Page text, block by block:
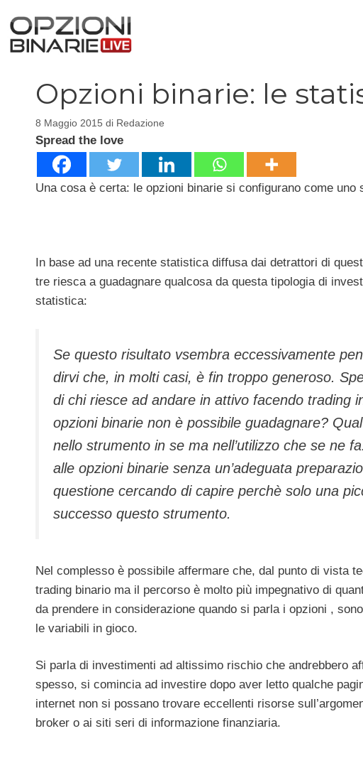
contenuto
Opzioni binarie: le
8 Maggio 2015 di Redazione
Spread the love
Una cosa è certa: le opzioni binarie si configurano come
In base ad una recente statistica diffusa dai detrattori di
tre riesca a guadagnare qualcosa da questa tipologia di
statistica:
Se questo risultato vsembra eccessivamente
dirvi che, in molti casi, è fin troppo generoso.
di chi riesce ad andare in attivo facendo trading
opzioni binarie non è possibile guadagnare?
nello strumento in se ma nell’utilizzo che se ne
alle opzioni binarie senza un’adeguata
questione cercando di capire perchè solo una
successo questo strumento.
Nel complesso è possibile affermare che, dal punto di vista
trading binario ma il percorso è molto più impegnativo di
da prendere in considerazione quando si parla i opzioni ,
le variabili in gioco.
Si parla di investimenti ad altissimo rischio che andrebbero
spesso, si comincia ad investire dopo aver letto qualche
internet non si possano trovare eccellenti risorse
broker o ai siti seri di informazione finanziaria.